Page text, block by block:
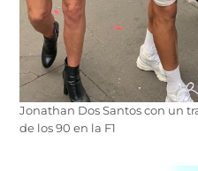
Jonathan Dos Santos con un
de los 90 en la F1